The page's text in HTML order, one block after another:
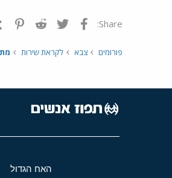
Share: פייסבוק Twitter
Reddit
פורומים צבא לקראת שירות
האח הגדול